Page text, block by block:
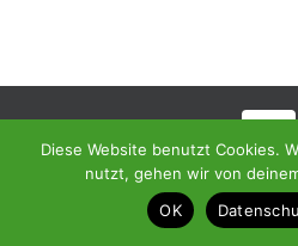
© 2018 - Homepage des SC
Diese Website benutzt Cookies.
nutzt, gehen wir von
OK